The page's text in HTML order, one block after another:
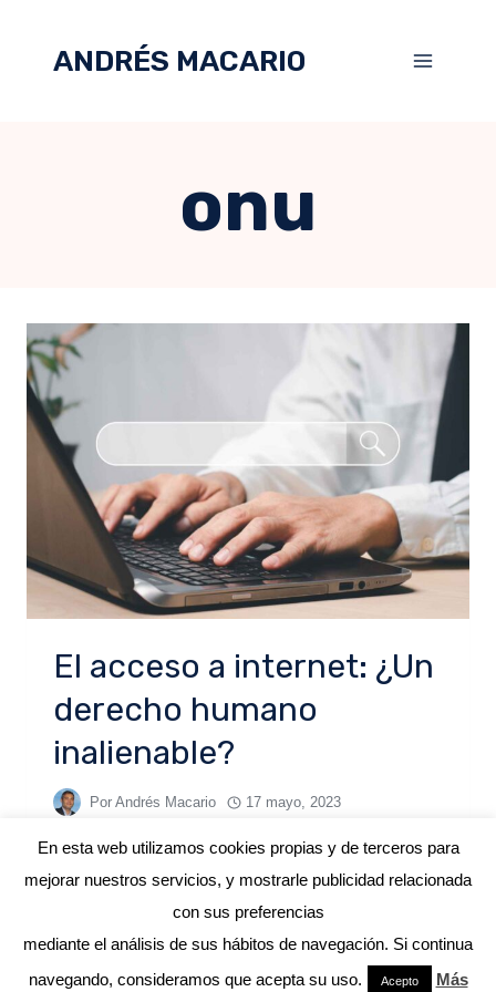
ANDRÉS MACARIO
onu
El acceso a internet: ¿Un
derecho humano
inalienable?
Por Andrés Macario 17 mayo, 2023
© 2026 ANDRÉS MACARIO
En esta web utilizamos cookies propias y de terceros para
mejorar nuestros servicios, y mostrarle publicidad relacionada
con sus preferencias
mediante el análisis de sus hábitos de navegación. Si continua
navegando, consideramos que acepta su uso.
Acepto Más